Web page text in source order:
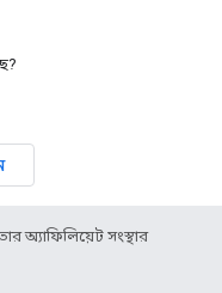
অ্যাফিলিয়েট সংস্থার